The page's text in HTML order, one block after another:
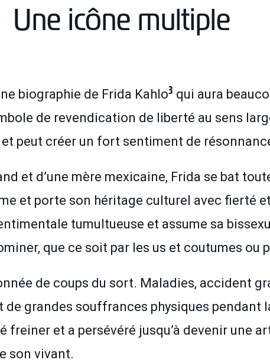
Une icône multiple
biographie de Frida Kahlo3 qui aura
de revendication de liberté au sens
peut créer un fort sentiment de
et d’une mère mexicaine, Frida se bat
et porte son héritage culturel avec fierté
tumultueuse et assume sa
que ce soit par les us et coutumes ou
de coups du sort. Maladies, accident
grandes souffrances physiques pendant
freiner et a persévéré jusqu’à devenir une
son vivant.